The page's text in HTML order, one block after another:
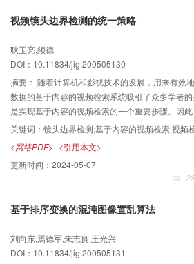
视频镜头边界检测的统一策略
耿玉亮,须德
DOI：10.11834/jig.200505130
摘要： 随着计算机和影视技术的发展，用来有效
数据的基于内容的视频检索系统吸引了众多学者
是实现基于内容的视频检索的一个重要步骤。因
边界检测，在介绍现有的镜头边界检测基本方法的
界检测的统一策略。由于它是在综合考虑视频的
来建立基于幅值映射的1维视频特征曲线，并利
能力和对噪声具有较强的鲁棒性，首先实现了镜头
特征曲线在镜头边界区间中表现出的良好统计特
能够有效地检测出视频镜头边界。
关键词： 镜头边界检测;基于内容的视频检索;视频检索系统;特征曲线;影视技术;视频数据;时间特征;检测能力;小波分析;统计
<网络PDF> <引用本文>
更新时间： 2024-05-07
基于排序变换的混沌图像置乱算法
刘向东,焉德军,朱志良,王光兴
DOI：10.11834/jig.200505131